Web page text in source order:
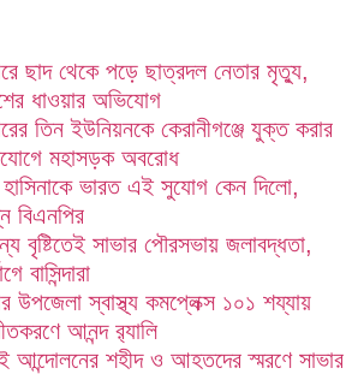
ছাদ থেকে পড়ে ছাত্রদল নেতার মৃত্যু,
ধাওয়ার অভিযোগ
তিন ইউনিয়নকে কেরানীগঞ্জে যুক্ত করার
মহাসড়ক অবরোধ
ভারত এই সুযোগ কেন দিলো,
বিএনপির
বৃষ্টিতেই সাভার পৌরসভায় জলাবদ্ধতা,
বাসিন্দারা
উপজেলা স্বাস্থ্য কমপ্লেক্স ১০১ শয্যায়
আনন্দ র‍্যালি
আন্দোলনের শহীদ ও আহতদের স্মরণে সাভার